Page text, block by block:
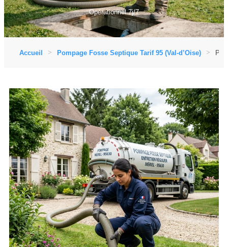
Opérationnel 7j/7
Accueil Pompage Fosse Septique Tarif 95 (Val-d’Oise)